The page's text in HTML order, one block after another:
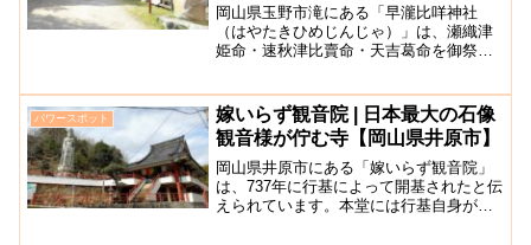
岡山県玉野市滝にある「早瀧比咩神社
（はやたきひめじんじゃ）」は、瀬織津
姫命・速秋津比賣命・天吉葛命を御祭神
の1つに含まれていますので、相当昔から
存在した神社だと思わ...
パワースポット
嫁いらず観音院 | 日本最大の石像
観音様が佇む寺【岡山県井原市】
岡山県井原市にある「嫁いらず観音院」
は、737年に行基によって開基されたと伝
えられています。本堂には行基自身が作